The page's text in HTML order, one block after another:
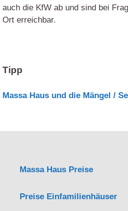
auch die KfW ab und sind bei
Ort erreichbar.
Tipp
Massa Haus und die Mängel /
Massa Haus Preise
Preise Einfamilienhäuser